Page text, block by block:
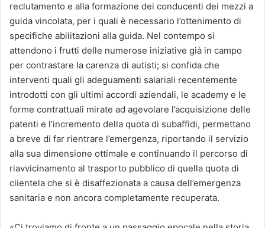
reclutamento e alla formazione dei conducenti dei mezzi a
guida vincolata, per i quali è necessario l’ottenimento di
specifiche abilitazioni alla guida. Nel contempo si
attendono i frutti delle numerose iniziative già in campo
per contrastare la carenza di autisti; si confida che
interventi quali gli adeguamenti salariali recentemente
introdotti con gli ultimi accordi aziendali, le academy e le
forme contrattuali mirate ad agevolare l’acquisizione delle
patenti e l’incremento della quota di subaffidi, permettano
a breve di far rientrare l’emergenza, riportando il servizio
alla sua dimensione ottimale e continuando il percorso di
riavvicinamento al trasporto pubblico di quella quota di
clientela che si è disaffezionata a causa dell’emergenza
sanitaria e non ancora completamente recuperata.